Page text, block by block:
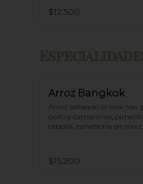
$12.500
Arroz Bangkok
Arroz salteado al wok con
pollo y camarones,
cebolla, zanahoria en mix
$15.200